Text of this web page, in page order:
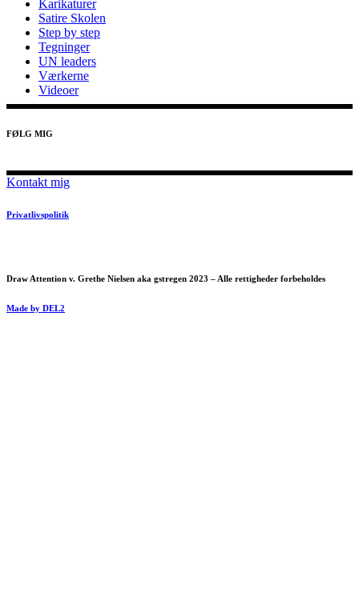
Karikaturer
Satire Skolen
Step by step
Tegninger
UN leaders
Værkerne
Videoer
FØLG MIG
Kontakt mig
Privatlivspolitik
Draw Attention v. Grethe Nielsen aka gstregen 2023 – Alle rettigheder forbeholdes
Made by DEL2